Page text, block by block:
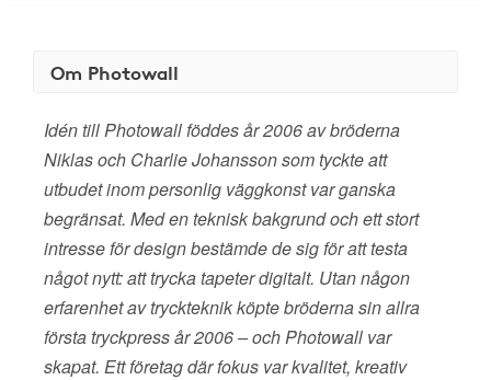
Om Photowall
Idén till Photowall föddes år 2006 av bröderna
Niklas och Charlie Johansson som tyckte att
utbudet inom personlig väggkonst var ganska
begränsat. Med en teknisk bakgrund och ett stort
intresse för design bestämde de sig för att testa
något nytt: att trycka tapeter digitalt. Utan någon
erfarenhet av tryckteknik köpte bröderna sin allra
första tryckpress år 2006 – och Photowall var
skapat. Ett företag där fokus var kvalitet, kreativ